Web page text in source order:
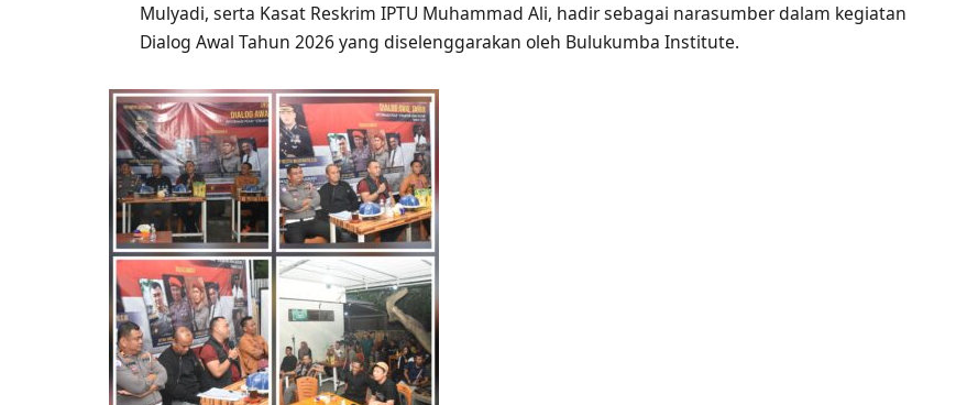
Mulyadi, serta Kasat Reskrim IPTU Muhammad Ali, hadir sebagai narasumber dalam kegiatan
Dialog Awal Tahun 2026 yang diselenggarakan oleh Bulukumba Institute.